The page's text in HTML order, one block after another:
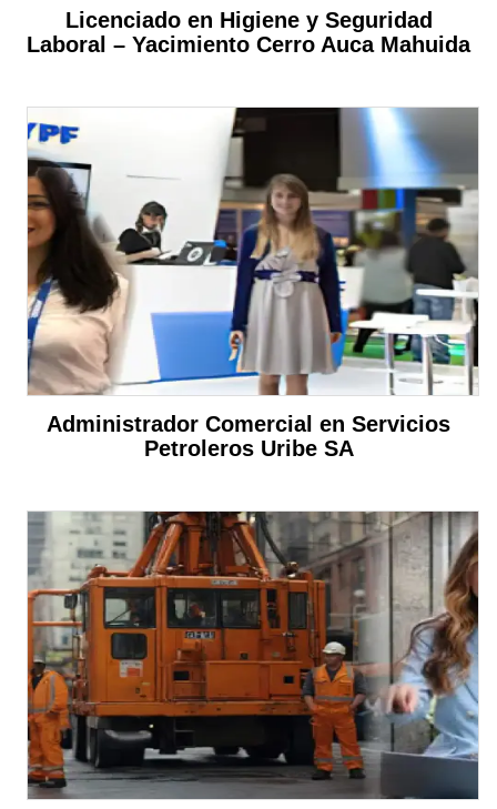
Licenciado en Higiene y Seguridad
Laboral – Yacimiento Cerro Auca Mahuida
Administrador Comercial en Servicios
Petroleros Uribe SA